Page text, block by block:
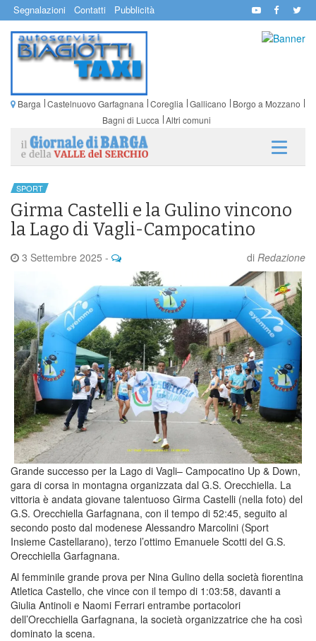
Segnalazioni Contatti Pubblicità
Barga Castelnuovo Garfagnana Coreglia Gallicano
Borgo a Mozzano
Bagni di Lucca Altri comuni
SPORT
Girma Castelli e la Gulino vincono
la Lago di Vagli-Campocatino
3 Settembre 2025 - di Redazione
Grande successo per la Lago di Vagli– Campocatino Up & Down,
gara di corsa in montagna organizzata dal G.S. Orecchiella. La
vittoria è andata giovane talentuoso Girma Castelli (nella foto) del
G.S. Orecchiella Garfagnana, con il tempo di 52:45, seguito al
secondo posto dal modenese Alessandro Marcolini (Sport
Insieme Castellarano), terzo l’ottimo Emanuele Scotti del G.S.
Orecchiella Garfagnana.
Al femminile grande prova per Nina Gulino della società fiorentina
Atletica Castello, che vince con il tempo di 1:03:58, davanti a
Giulia Antinoli e Naomi Ferrari entrambe portacolori
dell’Orecchiella Garfagnana, la società organizzatrice che ha così
dominato la scena.